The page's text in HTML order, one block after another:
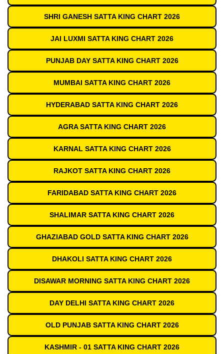
SHRI GANESH SATTA KING CHART 2026
JAI LUXMI SATTA KING CHART 2026
PUNJAB DAY SATTA KING CHART 2026
MUMBAI SATTA KING CHART 2026
HYDERABAD SATTA KING CHART 2026
AGRA SATTA KING CHART 2026
KARNAL SATTA KING CHART 2026
RAJKOT SATTA KING CHART 2026
FARIDABAD SATTA KING CHART 2026
SHALIMAR SATTA KING CHART 2026
GHAZIABAD GOLD SATTA KING CHART 2026
DHAKOLI SATTA KING CHART 2026
DISAWAR MORNING SATTA KING CHART 2026
DAY DELHI SATTA KING CHART 2026
OLD PUNJAB SATTA KING CHART 2026
KASHMIR - 01 SATTA KING CHART 2026